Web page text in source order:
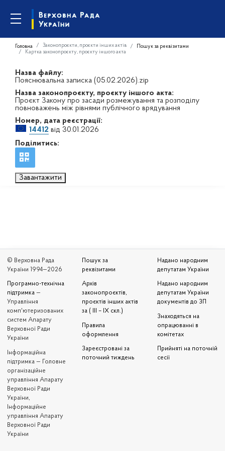
Головна Законопроєкти, проєкти інших актів
Пошук за реквізитами
Картка законопроєкту, проєкту іншого акта
Назва файлу:
Пояснювальна записка (05.02.2026).zip
Назва законопроєкту, проєкту іншого акта:
Проєкт Закону про засади розмежування та розподілу
повноважень між рівнями публічного врядування
Номер, дата реєстрації:
14412від 30.01.2026
Поділитись:
Завантажити
© Верховна Рада
України 1994—2026
Програмно-технічна
підтримка —
Управління
комп'ютеризованих
систем Апарату
Верховної Ради
України
Iнформаційна
підтримка — Головне
організаційне
управління Апарату
Верховної Ради
України,
Інформаційне
управління Апарату
Верховної Ради
України
Пошук за
реквізитами
Архів
законопроєктів,
проєктів інших актів
за ( III – IX скл.)
Правила
оформлення
Зареєстровані за
поточний тиждень
Надано народним
депутатам України
Надано народним
депутатам України
документів до ЗП
Знаходяться на
опрацюванні в
комітетах
Прийняті на поточній
сесії